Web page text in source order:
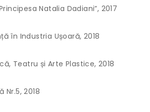
Natalia Dadiani”, 2017
în Industria Ușoară, 2018
Teatru și Arte Plastice, 2018
Nr.5, 2018